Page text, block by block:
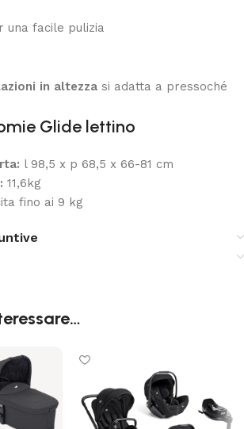
una facile pulizia
in altezza si adatta a pressoché
Glide lettino
l 98,5 x p 68,5 x 66-81 cm
11,6kg
fino ai 9 kg